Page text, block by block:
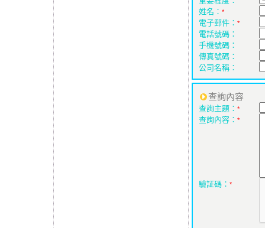
姓名： *
電子郵件： *
電話號碼：
手機號碼：
傳真號碼：
公司名稱：
查詢內容
查詢主題： *
查詢內容： *
驗証碼： *